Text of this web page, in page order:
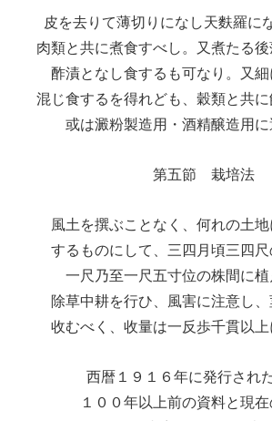
皮を去りて薄切りになし天麩羅に
肉類と共に煮食すべし。又煮たる後
酢漬となし食するも可なり。又
混じ食するを得れども、穀類と共に
或は澱粉製造用・酒精醸造用に
第五節 栽培法
風土を撰ぶことなく、何れの土
するものにして、三四月頃三四尺
一尺乃至一尺五寸位の株間に植
除草中耕を行ひ、風害に注意し
收むべく、收量は一反歩千貫以上
西暦１９１６年に発行され
１００年以上前の資料と現在